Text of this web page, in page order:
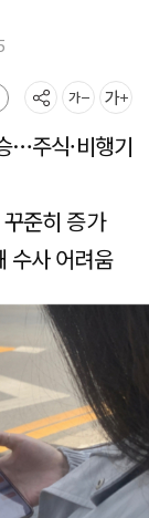
…주식·비행기
준히 증가
수사 어려움